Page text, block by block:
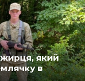
який
в